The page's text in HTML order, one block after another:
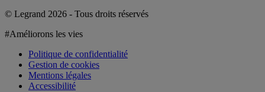
© Legrand 2026 - Tous droits réservés
#Améliorons les vies
Politique de confidentialité
Gestion de cookies
Mentions légales
Accessibilité